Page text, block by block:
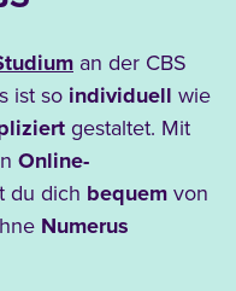
an der CBS
ist so individuell wie
gestaltet. Mit
Online-
du dich bequem von
Numerus